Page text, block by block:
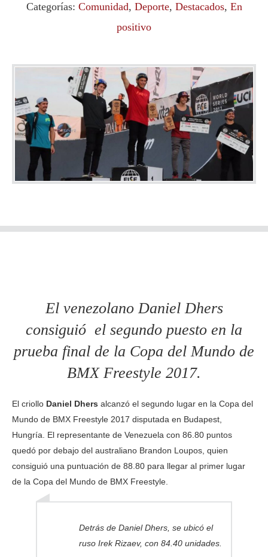
Categorías: Comunidad, Deporte, Destacados, En
positivo
El venezolano Daniel Dhers
consiguió el segundo puesto en la
prueba final de la Copa del Mundo de
BMX Freestyle 2017.
El criollo Daniel Dhers alcanzó el segundo lugar en la Copa del
Mundo de BMX Freestyle 2017 disputada en Budapest,
Hungría. El representante de Venezuela con 86.80 puntos
quedó por debajo del australiano Brandon Loupos, quien
consiguió una puntuación de 88.80 para llegar al primer lugar
de la Copa del Mundo de BMX Freestyle.
Detrás de Daniel Dhers, se ubicó el
ruso Irek Rizaev, con 84.40 unidades.